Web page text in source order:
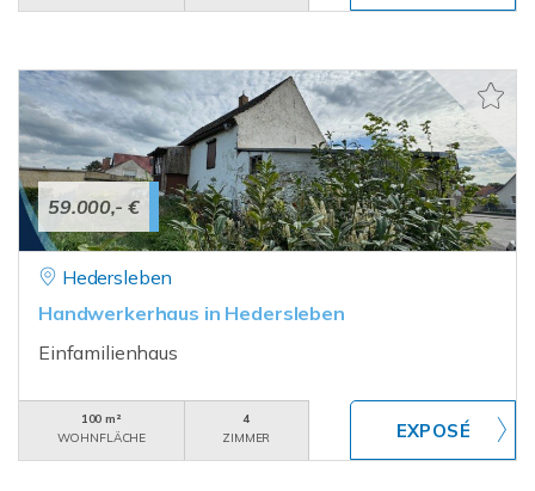
59.000,- €
Hedersleben
Handwerkerhaus in Hedersleben
Einfamilienhaus
100 m²
WOHNFLÄCHE
4
ZIMMER